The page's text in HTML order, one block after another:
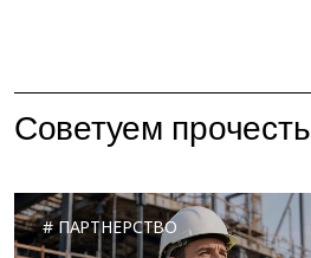
Советуем прочесть
ПАРТНЕРСТВО